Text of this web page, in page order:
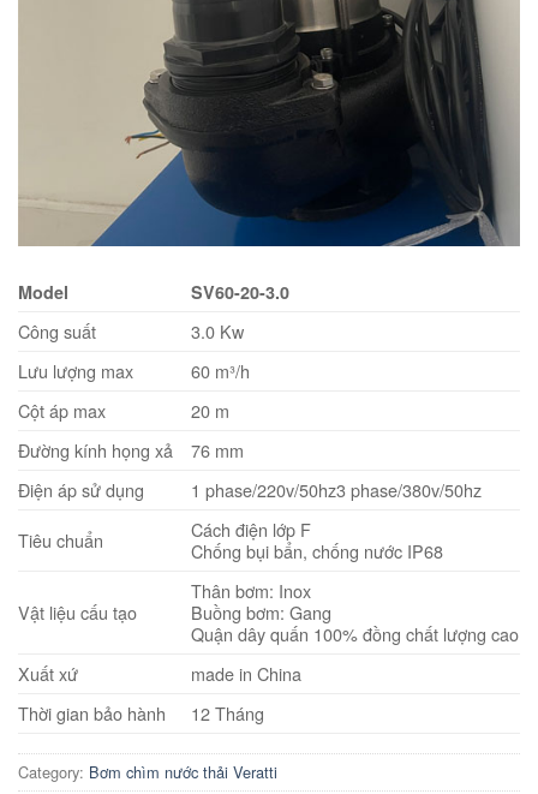
Model SV60-20-3.0
Công suất
3.0 Kw
Lưu lượng max
60 m³/h
Cột áp max
20 m
Đường kính họng xả
76 mm
Điện áp sử dụng
1 phase/220v/50hz3 phase/380v/50hz
Tiêu chuẩn
Cách điện lớp F
Chống bụi bẩn, chống nước IP68
Vật liệu cấu tạo
Thân bơm: Inox
Buồng bơm: Gang
Quận dây quấn 100% đồng chất lượng cao
Xuất xứ
made in China
Thời gian bảo hành
12 Tháng
Category: Bơm chìm nước thải Veratti